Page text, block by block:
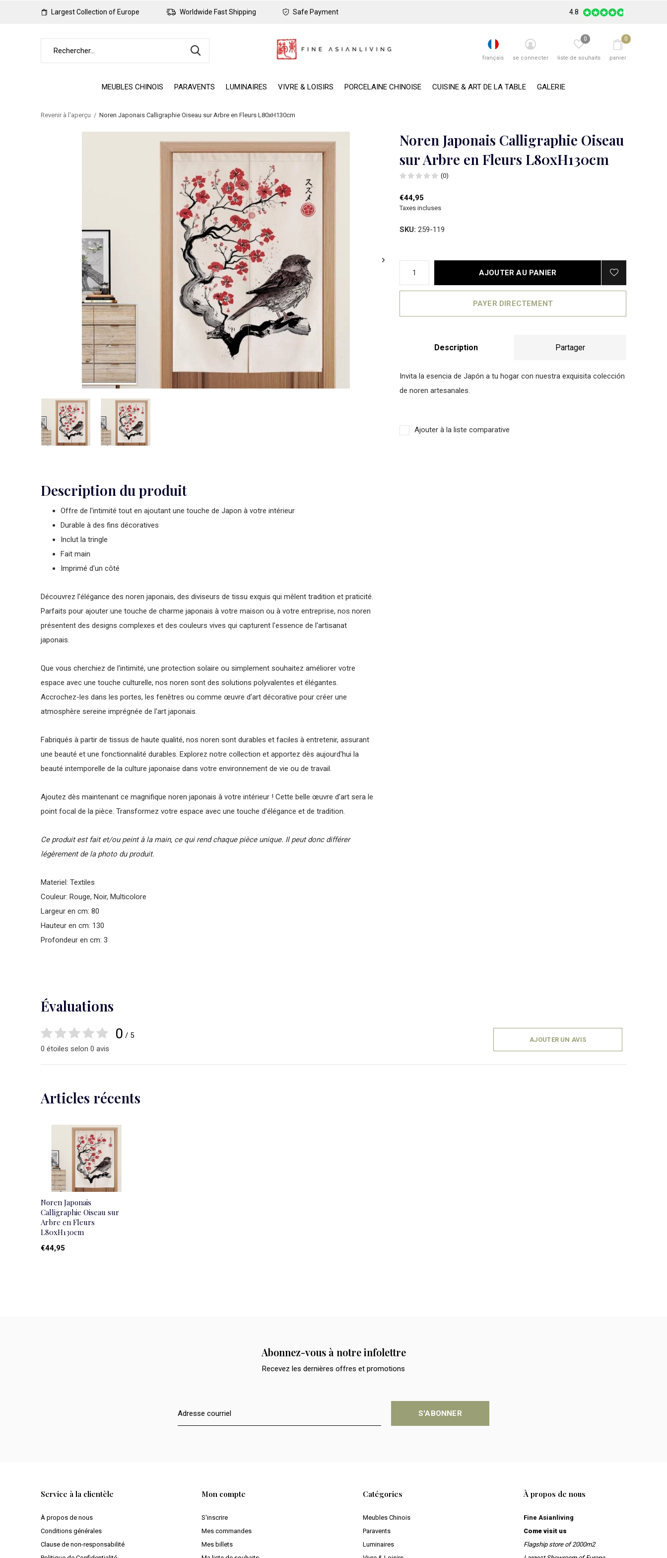
MEUBLES CHINOIS PARAVENTS LUMINAIRES VIVRE & LOISIRS PORCELAINE CHINOISE CUISINE & ART DE LA TABLE GALERIE
français se connecter liste de souhaits
0
panier
0
Largest Collection of Europe Worldwide Fast Shipping Safe Payment 4.8
Revenir à l'aperçu Noren Japonais Calligraphie Oiseau sur Arbre en Fleurs L80xH130cm
Noren Japonais Calligraphie Oiseau
sur Arbre en Fleurs L80xH130cm
(0)
€44,95
Taxes incluses
SKU: 259-119
AJOUTER AU PANIER
PAYER DIRECTEMENT
Description Partager
Invita la esencia de Japón a tu hogar con nuestra exquisita colección
de noren artesanales.
Ajouter à la liste comparative
Description du produit
Offre de l'intimité tout en ajoutant une touche de Japon à votre intérieur
Durable à des fins décoratives
Inclut la tringle
Fait main
Imprimé d'un côté
Découvrez l'élégance des noren japonais, des diviseurs de tissu exquis qui mêlent tradition et praticité.
Parfaits pour ajouter une touche de charme japonais à votre maison ou à votre entreprise, nos noren
présentent des designs complexes et des couleurs vives qui capturent l'essence de l'artisanat
japonais.
Que vous cherchiez de l'intimité, une protection solaire ou simplement souhaitez améliorer votre
espace avec une touche culturelle, nos noren sont des solutions polyvalentes et élégantes.
Accrochez-les dans les portes, les fenêtres ou comme œuvre d'art décorative pour créer une
atmosphère sereine imprégnée de l'art japonais.
Fabriqués à partir de tissus de haute qualité, nos noren sont durables et faciles à entretenir, assurant
une beauté et une fonctionnalité durables. Explorez notre collection et apportez dès aujourd'hui la
beauté intemporelle de la culture japonaise dans votre environnement de vie ou de travail.
Ajoutez dès maintenant ce magnifique noren japonais à votre intérieur ! Cette belle œuvre d'art sera le
point focal de la pièce. Transformez votre espace avec une touche d'élégance et de tradition.
Ce produit est fait et/ou peint à la main, ce qui rend chaque pièce unique. Il peut donc différer
légèrement de la photo du produit.
Materiel: Textiles
Couleur: Rouge, Noir, Multicolore
Largeur en cm: 80
Hauteur en cm: 130
Profondeur en cm: 3
Évaluations
0 / 5
0 étoiles selon 0 avis
AJOUTER UN AVIS
Articles récents
Noren Japonais
Calligraphie Oiseau sur
Arbre en Fleurs
L80xH130cm
€44,95
Abonnez-vous à notre infolettre
Recevez les dernières offres et promotions
S'ABONNER
Service à la clientèle
À propos de nous
Conditions générales
Clause de non-responsabilité
Mon compte
S'inscrire
Mes commandes
Mes billets
Catégories
Meubles Chinois
Paravents
Luminaires
À propos de nous
Fine Asianliving
Come visit us
Flagship store of 2000m2